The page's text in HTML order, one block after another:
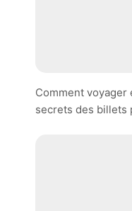
Comment voyager
secrets des billets